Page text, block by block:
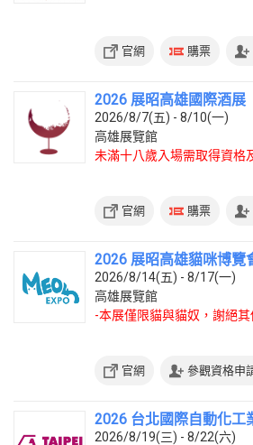
官網 購票
2026 展昭高雄國際酒展
2026/8/7(五) - 8/10(一)
高雄展覽館
未滿十八歲入場需取得資格
官網 購票
2026 展昭高雄貓咪博覽
2026/8/14(五) - 8/17(一)
高雄展覽館
-本展僅限貓與貓奴，謝絕
官網 參觀資格申
2026 台北國際自動化工
2026/8/19(三) - 8/22(六)